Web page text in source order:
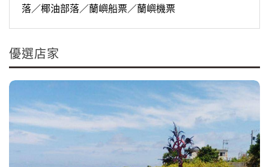
落／椰油部落／蘭嶼船票／蘭嶼機票
優選店家